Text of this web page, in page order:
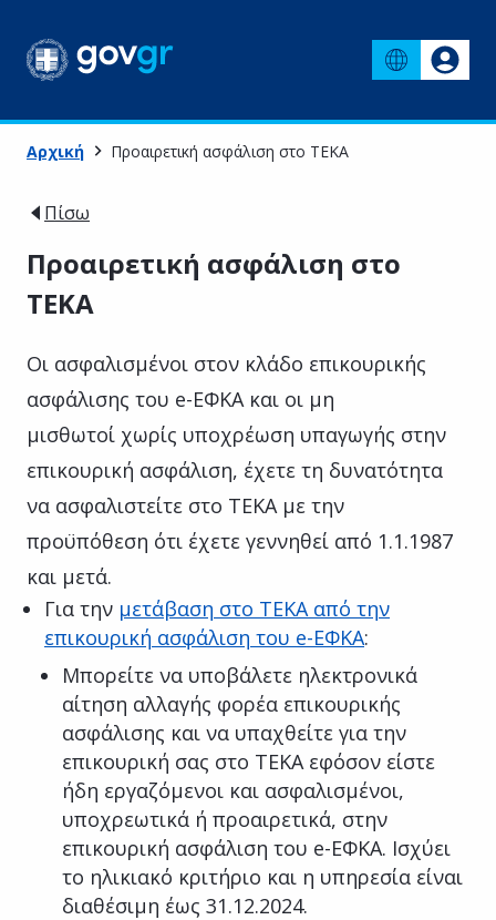
Αρχική Προαιρετική ασφάλιση στο ΤΕΚΑ
Πίσω
Προαιρετική ασφάλιση στο
ΤΕΚΑ
Οι ασφαλισμένοι στον κλάδο επικουρικής
ασφάλισης του e-ΕΦΚΑ και οι μη
μισθωτοί χωρίς υποχρέωση υπαγωγής στην
επικουρική ασφάλιση, έχετε τη δυνατότητα
να ασφαλιστείτε στο ΤΕΚΑ με την
προϋπόθεση ότι έχετε γεννηθεί από 1.1.1987
και μετά.
Για την μετάβαση στο ΤΕΚΑ από την
επικουρική ασφάλιση του e-ΕΦΚΑ:
Μπορείτε να υποβάλετε ηλεκτρονικά
αίτηση αλλαγής φορέα επικουρικής
ασφάλισης και να υπαχθείτε για την
επικουρική σας στο ΤΕΚΑ εφόσον είστε
ήδη εργαζόμενοι και ασφαλισμένοι,
υποχρεωτικά ή προαιρετικά, στην
επικουρική ασφάλιση του e-ΕΦΚΑ. Ισχύει
το ηλικιακό κριτήριο και η υπηρεσία είναι
διαθέσιμη έως 31.12.2024.